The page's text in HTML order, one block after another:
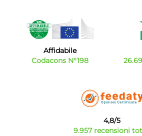
Affidabile
Codacons N°198
4,8/5
9.957 recensioni